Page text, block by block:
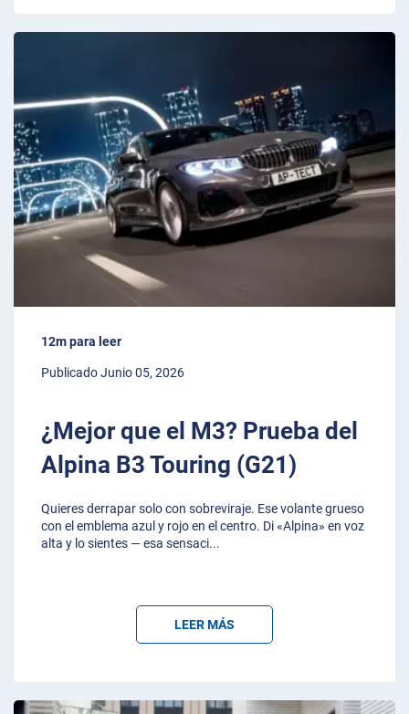
12m para leer
Publicado Junio 05, 2026
¿Mejor que el M3? Prueba del
Alpina B3 Touring (G21)
Quieres derrapar solo con sobreviraje. Ese volante grueso
con el emblema azul y rojo en el centro. Di «Alpina» en voz
alta y lo sientes — esa sensaci...
LEER MÁS